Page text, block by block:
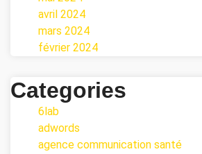
avril 2024
mars 2024
février 2024
Categories
6lab
adwords
agence communication santé